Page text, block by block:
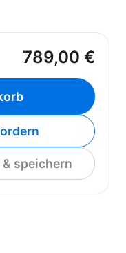
789,00 €
speichern